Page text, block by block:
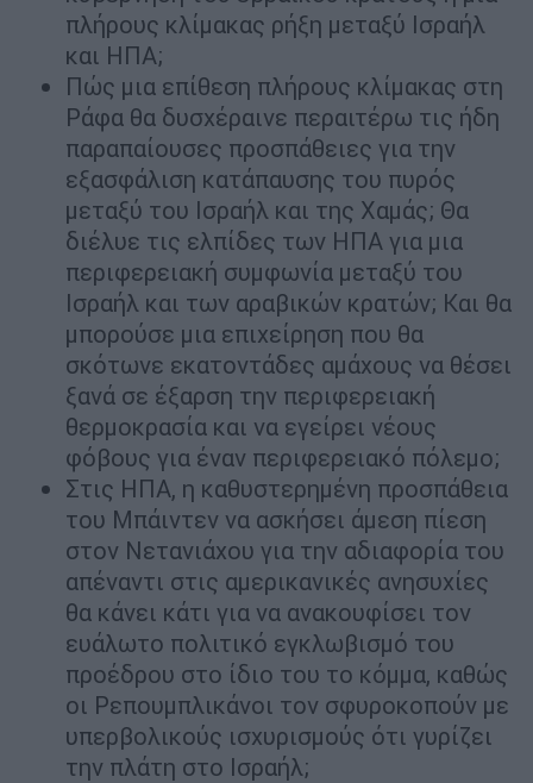
πλήρους κλίμακας ρήξη μεταξύ Ισραήλ
και ΗΠΑ;
Πώς μια επίθεση πλήρους κλίμακας στη
Ράφα θα δυσχέραινε περαιτέρω τις ήδη
παραπαίουσες προσπάθειες για την
εξασφάλιση κατάπαυσης του πυρός
μεταξύ του Ισραήλ και της Χαμάς; Θα
διέλυε τις ελπίδες των ΗΠΑ για μια
περιφερειακή συμφωνία μεταξύ του
Ισραήλ και των αραβικών κρατών; Και θα
μπορούσε μια επιχείρηση που θα
σκότωνε εκατοντάδες αμάχους να θέσει
ξανά σε έξαρση την περιφερειακή
θερμοκρασία και να εγείρει νέους
φόβους για έναν περιφερειακό πόλεμο;
Στις ΗΠΑ, η καθυστερημένη προσπάθεια
του Μπάιντεν να ασκήσει άμεση πίεση
στον Νετανιάχου για την αδιαφορία του
απέναντι στις αμερικανικές ανησυχίες
θα κάνει κάτι για να ανακουφίσει τον
ευάλωτο πολιτικό εγκλωβισμό του
προέδρου στο ίδιο του το κόμμα, καθώς
οι Ρεπουμπλικάνοι τον σφυροκοπούν με
υπερβολικούς ισχυρισμούς ότι γυρίζει
την πλάτη στο Ισραήλ;